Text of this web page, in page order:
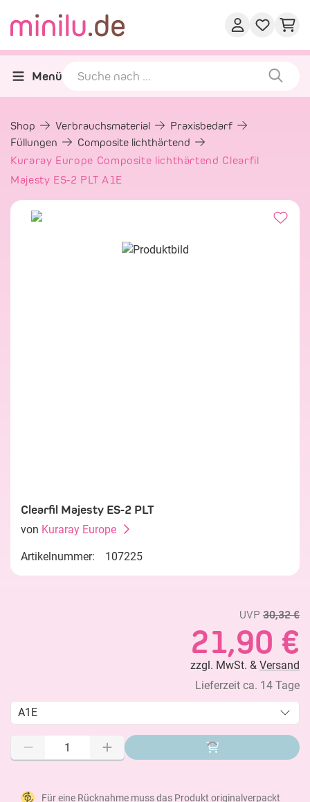
Menü
Shop Verbrauchsmaterial
Praxisbedarf
Füllungen
Composite lichthärtend
Kuraray Europe Composite lichthärtend Clearfil
Majesty ES-2 PLT A1E
Clearfil Majesty ES-2 PLT
von Kuraray Europe
Artikelnummer: 107225
UVP 30,32 €
21,90 €
zzgl. MwSt. & Versand
Lieferzeit ca. 14 Tage
A1E
Für eine Rücknahme muss das Produkt originalverpackt